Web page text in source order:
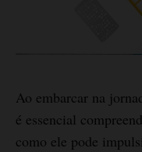
Ao embarcar na
é essencial
como ele pode